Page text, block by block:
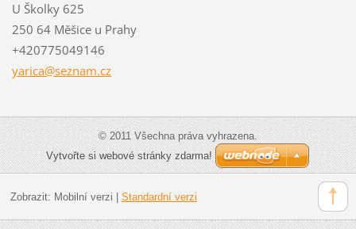
U Školky 625
250 64 Měšice u Prahy
+420775049146
yarica@seznam.cz
© 2011 Všechna práva vyhrazena.
Vytvořte si webové stránky zdarma!
Zobrazit: Mobilní verzi Standardní verzi